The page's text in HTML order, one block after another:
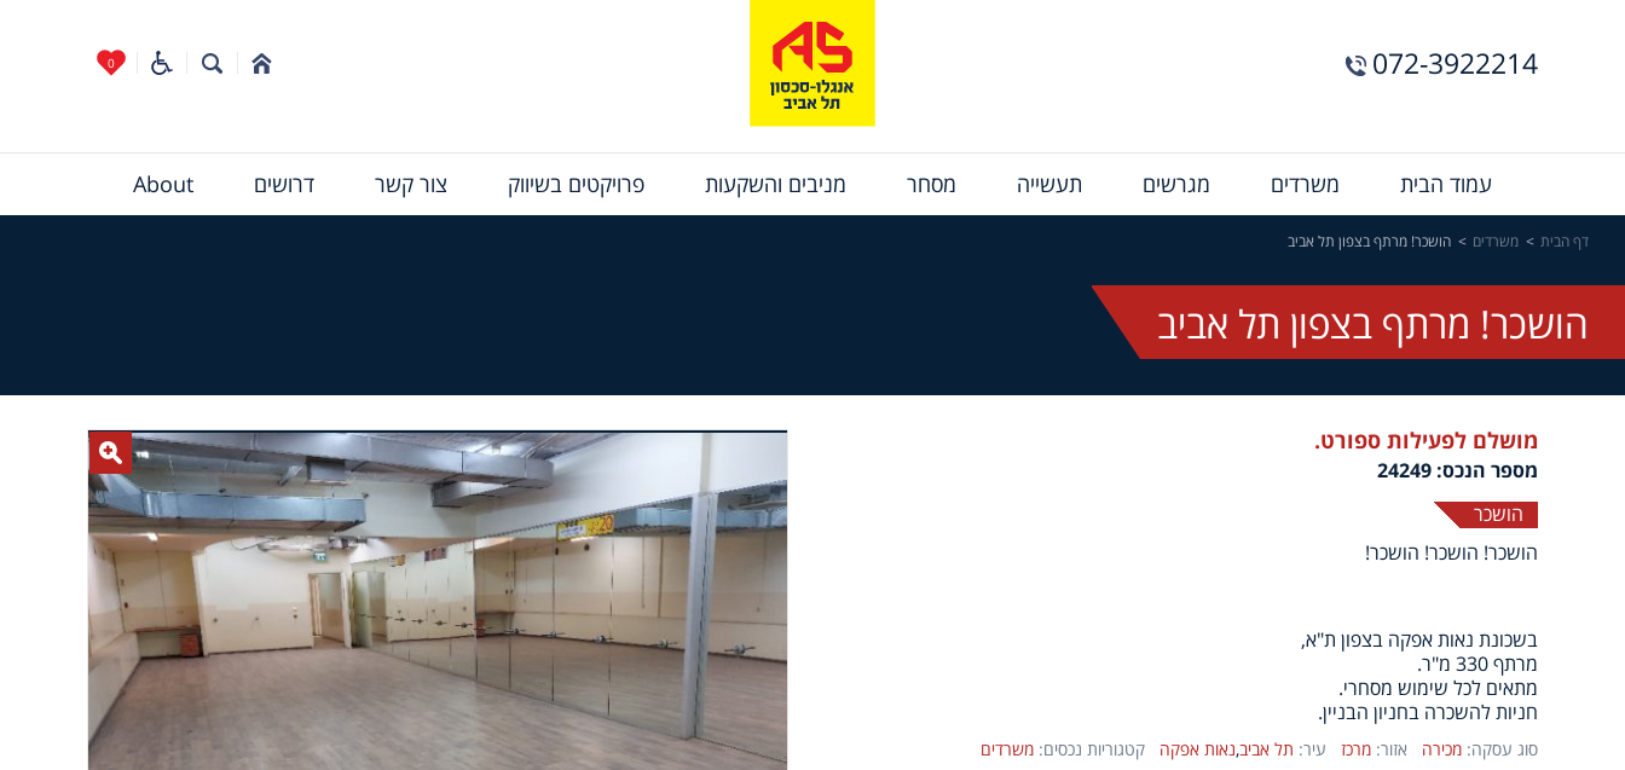
072-3922214
0
עמוד הבית משרדים מגרשים תעשייה מסחר מניבים והשקעות פרויקטים בשיווק צור קשר דרושים About
דף הבית משרדים הושכר! מרתף בצפון תל אביב
הושכר! מרתף בצפון תל אביב
מושלם לפעילות ספורט.
מספר הנכס: 24249
הושכר
הושכר! הושכר! הושכר!
בשכונת נאות אפקה בצפון ת"א,
מרתף 330 מ"ר.
מתאים לכל שימוש מסחרי.
חניות להשכרה בחניון הבניין.
סוג עסקה: מכירה אזור: מרכז עיר: תל אביב,נאות אפקה קטגוריות נכסים: משרדים